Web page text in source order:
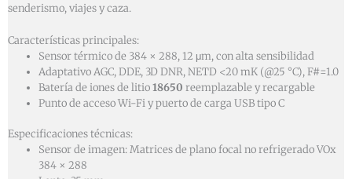
senderismo, viajes y caza.
Características principales:
Sensor térmico de 384 × 288, 12 μm, con alta sensibilidad
Adaptativo AGC, DDE, 3D DNR, NETD <20 mK (@25 °C), F#=1.0
Batería de iones de litio18650 reemplazable y recargable
Punto de acceso Wi-Fi y puerto de carga USB tipo C
Especificaciones técnicas:
Sensor de imagen: Matrices de plano focal no refrigerado VOx
384 × 288